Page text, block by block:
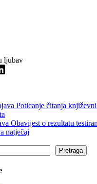
ljubav
Poticanje čitanja
Obavijest o rezultatu
natječaj
Pretraga